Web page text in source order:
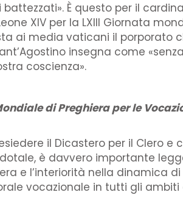
È questo per il
XIV per la LXIII Giornata
ai media vaticani il porporato
insegna come
coscienza».
di Preghiera per le
il Dicastero per il Clero e
è davvero importante
e l’interiorità nella dinamica
vocazionale in tutti gli